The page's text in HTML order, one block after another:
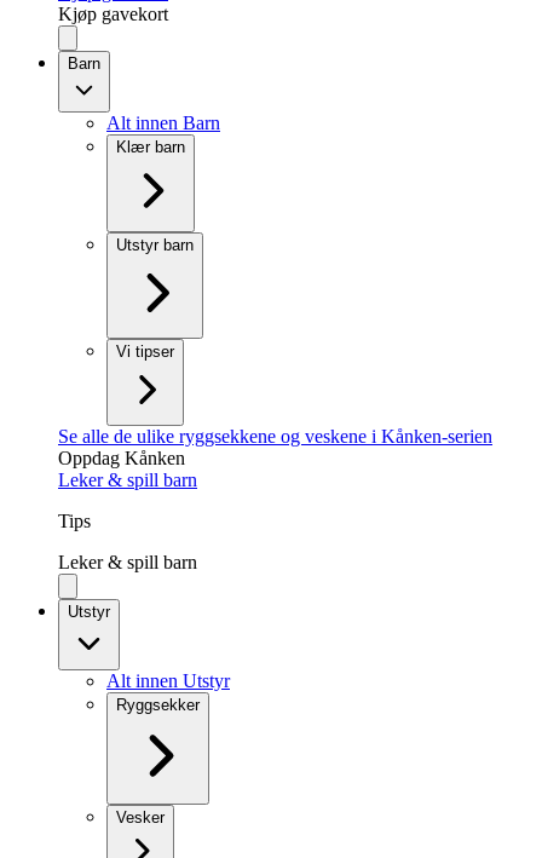
Kjøp gavekort
Barn
Alt innen Barn
Klær barn
Utstyr barn
Vi tipser
Se alle de ulike ryggsekkene og veskene i Kånken-serien
Oppdag Kånken
Leker & spill barn
Tips
Leker & spill barn
Utstyr
Alt innen Utstyr
Ryggsekker
Vesker